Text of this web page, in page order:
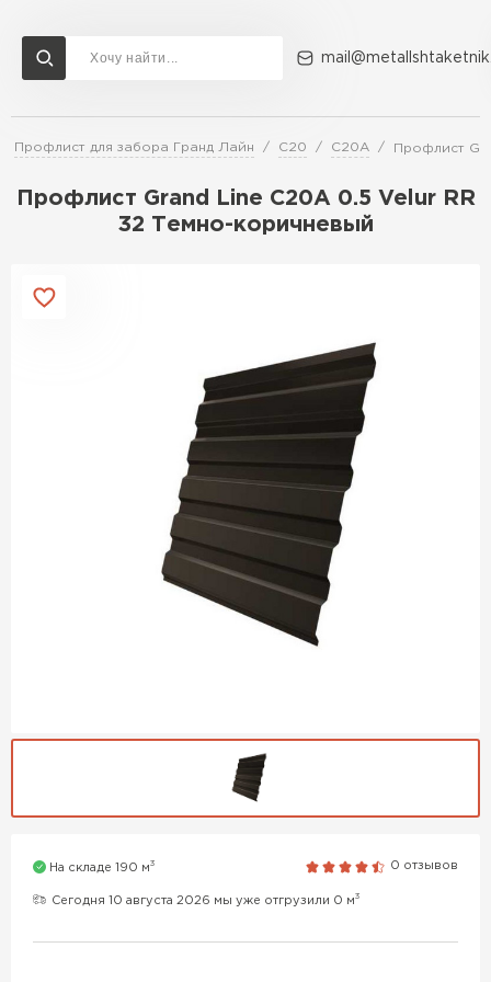
Профлист для забора Гранд Лайн C20 C20A Профлист
Профлист Grand Line C20A 0.5 Velur RR
32 Темно-коричневый
На складе 190 м3 0 отзывов
Сегодня 10 августа 2026 мы уже отгрузили 0 м3
Доставка и оплата Акции О компании Контакты
Перейти в каталог